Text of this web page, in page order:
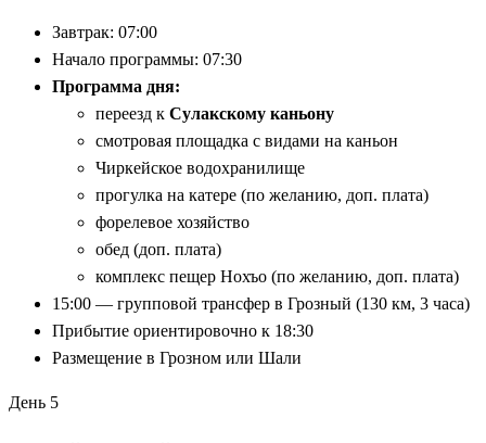
Завтрак: 07:00
Начало программы: 07:30
Программа дня:
переезд к Сулакскому каньону
смотровая площадка с видами на каньон
Чиркейское водохранилище
прогулка на катере (по желанию, доп. плата)
форелевое хозяйство
обед (доп. плата)
комплекс пещер Нохъо (по желанию, доп. плата)
15:00 — групповой трансфер в Грозный (130 км, 3 часа)
Прибытие ориентировочно к 18:30
Размещение в Грозном или Шали
День 5